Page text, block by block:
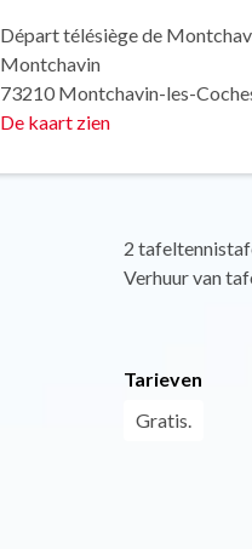
Départ télésiège de
Montchavin
73210 Montchavin-les-
De kaart zien
2
Verhuur van
Tarieven
Gratis.